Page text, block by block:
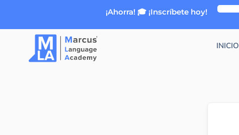
¡Ahorra! 🎓 ¡Inscríbete hoy!
INICIO